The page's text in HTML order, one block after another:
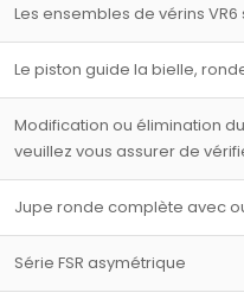
Les ensembles de vérins
Le piston guide la bielle,
Modification ou élimination
veuillez vous assurer de
Jupe ronde complète avec
Série FSR asymétrique